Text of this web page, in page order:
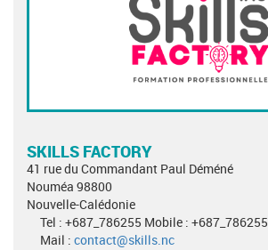
SKILLS FACTORY
41 rue du Commandant Paul Déméné
Nouméa 98800
Nouvelle-Calédonie
Tel : +687_786255 Mobile : +687_786255
Mail : contact@skills.nc